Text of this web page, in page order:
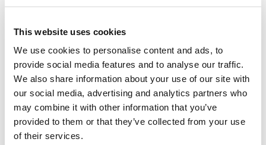
This website uses cookies
We use cookies to personalise content and ads, to
provide social media features and to analyse our traffic.
We also share information about your use of our site with
our social media, advertising and analytics partners who
may combine it with other information that you’ve
provided to them or that they’ve collected from your use
of their services.
Anforderungen an das Polieren und die Kantenverrundung
erfüllen
. Mit dieser Technologie lassen sich Polier- und
Kantenverrundungsanforderungen effizient erfüllen und die
Oberflächenglätte im Vergleich zur ursprünglichen Rauheit um
das Zehnfache verbessern. AFM ist ideal für die Medizin-, Luft-
und Raumfahrt- sowie die Energiebranche und gewährleistet
einenverbesserten Fluss und Sauberkeit.